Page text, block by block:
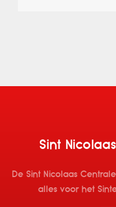
Sint
De Sint Nicolaas
alles voor het